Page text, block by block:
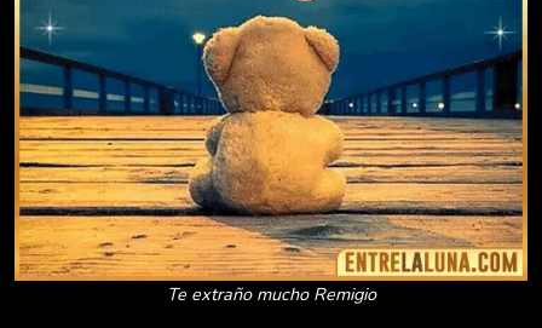
Te extraño mucho Remigio